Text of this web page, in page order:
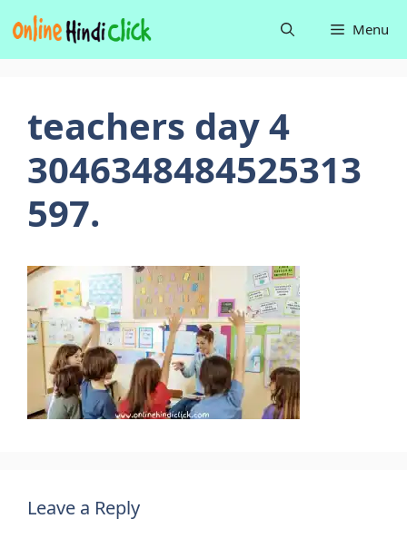
to
content
Menu
teachers day 4
3046348484525313
597.
Leave a Reply